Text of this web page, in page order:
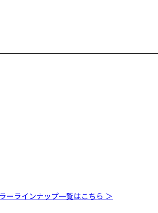
ット この内容で検索する
ーラインナップ一覧はこちら ＞